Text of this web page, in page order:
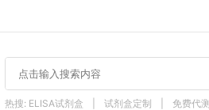
热搜: ELISA试剂盒 试剂盒定制 免费代测